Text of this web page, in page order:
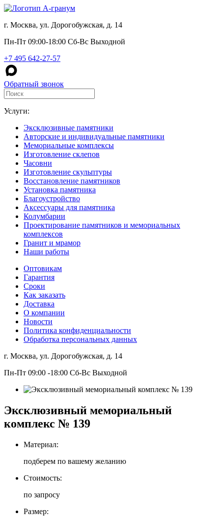
г. Москва, ул. Дорогобужская, д. 14
Пн-Пт 09:00-18:00 Сб-Вс Выходной
+7 495 642-27-57
Обратный звонок
Услуги:
Эксклюзивные памятники
Авторские и индивидуальные памятники
Мемориальные комплексы
Изготовление склепов
Часовни
Изготовление скульптуры
Восстановление памятников
Установка памятника
Благоустройство
Аксессуары для памятника
Колумбарии
Проектирование памятников и мемориальных
комплексов
Гранит и мрамор
Наши работы
Оптовикам
Гарантия
Сроки
Как заказать
Доставка
О компании
Новости
Политика конфиденциальности
Обработка персональных данных
г. Москва, ул. Дорогобужская, д. 14
Пн-Пт 09:00 -18:00 Сб-Вс Выходной
Эксклюзивный мемориальный
комплекс № 139
Материал:
подберем по вашему желанию
Стоимость:
по запросу
Размер: